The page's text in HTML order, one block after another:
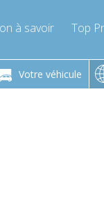
à savoir Top
Votre véhicule
17h Lundi-